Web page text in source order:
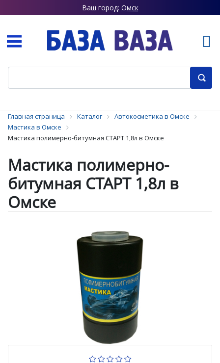
Ваш город: Омск
Главная страница Каталог
Автокосметика в Омске
Мастика в Омске
Мастика полимерно-битумная СТАРТ 1,8л в Омске
Мастика полимерно-
битумная СТАРТ 1,8л в
Омске